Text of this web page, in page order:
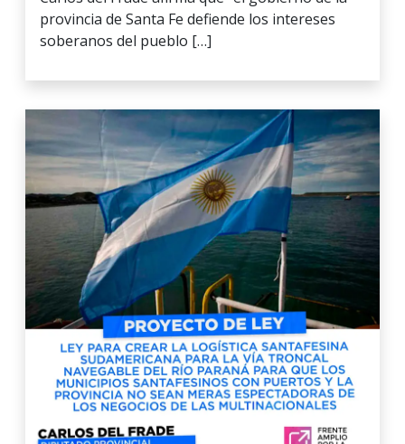
provincia de Santa Fe defiende los intereses
soberanos del pueblo […]